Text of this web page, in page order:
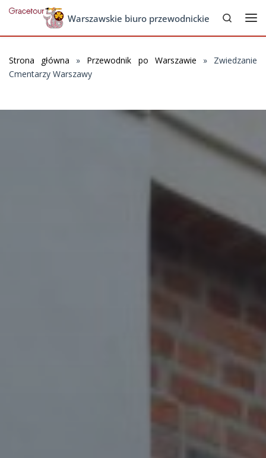
Skip to contentWarszawskie biuro przewodnickie
Search
Strona główna » Przewodnik po Warszawie » Zwiedzanie
Cmentarzy Warszawy